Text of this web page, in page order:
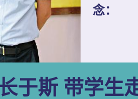
念：
于斯 带学生